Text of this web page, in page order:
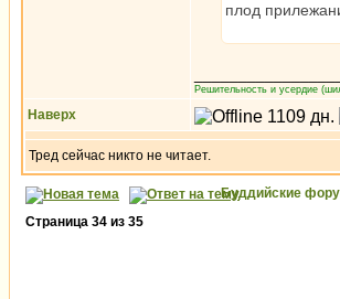
плод
Решительность и усердие
Наверх
Тред сейчас никто не читает.
Буддийские
Страница 34 из 35